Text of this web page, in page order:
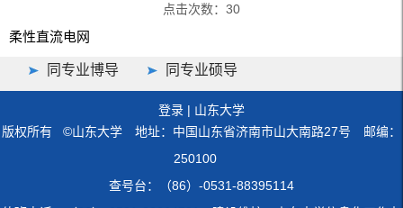
点击次数： 30
柔性直流电网
同专业博导 同专业硕导
登录 | 山东大学
版权所有 ©山东大学 地址：中国山东省济南市山大南路27号 邮编：
250100
查号台：（86）-0531-88395114